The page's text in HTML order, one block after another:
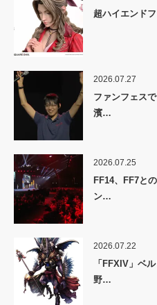
超ハイエンド
2026.07.27
ファンフェス
濱…
2026.07.25
FF14、FF7と
ン…
2026.07.22
「FFXIV」ベ
野…